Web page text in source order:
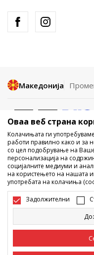
Македонија
Не е дозволено
интернет страните на
однесува на логоа,
истите да се отстапуваат на
се користат за било какви
Настојуваме да бидеме
фотографијата и самата
сите информации се
дека мораат да се
производите може да ја
Оваа веб страна
Колачињата ги
работи правилно како и за
со цел подобрување на
персонализација на
социјалните медиуми и
на користењето на нашата
употребата на колачиња
Задолжителни